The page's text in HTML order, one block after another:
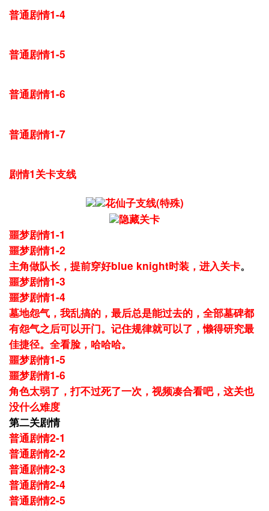
普通剧情1-4
普通剧情1-5
普通剧情1-6
普通剧情1-7
剧情1关卡支线
花仙子支线(特殊)
隐藏关卡
噩梦剧情1-1
噩梦剧情1-2
主角做队长，提前穿好blue knight时装，进入关卡。
噩梦剧情1-3
噩梦剧情1-4
墓地怨气，我乱搞的，最后总是能过去的，全部墓碑都
有怨气之后可以开门。记住规律就可以了，懒得研究最
佳捷径。全看脸，哈哈哈。
噩梦剧情1-5
噩梦剧情1-6
角色太弱了，打不过死了一次， 视频凑合看吧，这关也
没什么难度
第二关剧情
普通剧情2-1
普通剧情2-2
普通剧情2-3
普通剧情2-4
普通剧情2-5